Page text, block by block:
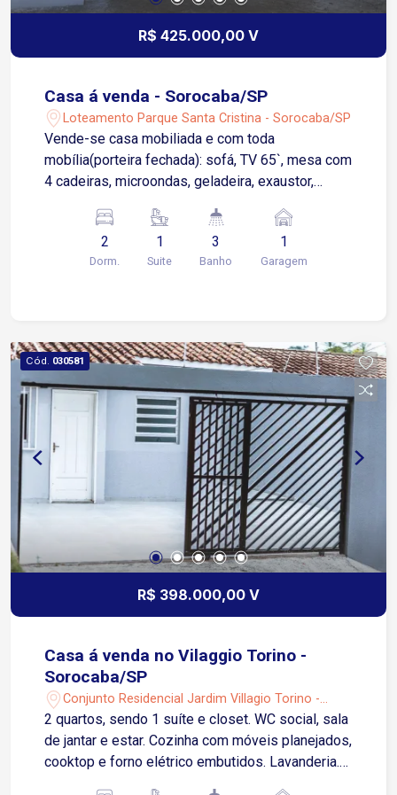
R$ 425.000,00 V
Casa á venda - Sorocaba/SP
Loteamento Parque Santa Cristina - Sorocaba/SP
Vende-se casa mobiliada e com toda
mobília(porteira fechada): sofá, TV 65`, mesa com
4 cadeiras, microondas, geladeira, exaustor,
Queen com cabeceira, máquina de lava e seca. 2
quartos sendo um suite, 1 banheiro social e outro
banheiro, 3 banheiros. Portão automático e
2
Dorm.
1
Suite
3
Banho
1
Garagem
Cód. 030581
R$ 398.000,00 V
Casa á venda no Vilaggio Torino -
Sorocaba/SP
Conjunto Residencial Jardim Villagio Torino -
Sorocaba/SP
2 quartos, sendo 1 suíte e closet. WC social, sala
de jantar e estar. Cozinha com móveis planejados,
cooktop e forno elétrico embutidos. Lavanderia.